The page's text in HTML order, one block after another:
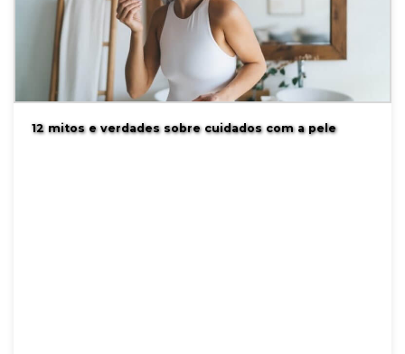
12 mitos e verdades sobre cuidados com a pele